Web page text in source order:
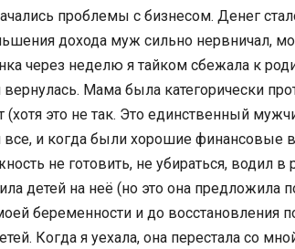
проблемы с бизнесом. Денег
дохода муж сильно нервничал,
через неделю я тайком сбежала к
Мама была категорически
это не так. Это единственный
и когда были хорошие финансовые
не готовить, не убираться, водил в
детей на неё (но это она предложила
беременности и до восстановления
Когда я уехала, она перестала со